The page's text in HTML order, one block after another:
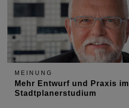
MEINUNG
Mehr Entwurf und Praxis im
Stadtplanerstudium